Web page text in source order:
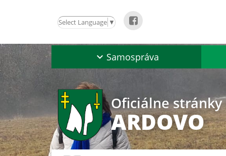
Select Language ▼
Samospráva
Oficiálne stránky
ARDOVO